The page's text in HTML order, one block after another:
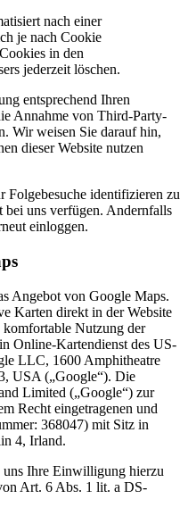
nach einer
je nach Cookie
in den
jederzeit löschen.
entsprechend Ihren
Annahme von Third-Party-
Wir weisen Sie darauf hin,
dieser Website nutzen
Folgebesuche identifizieren zu
bei uns verfügen. Andernfalls
einloggen.
Angebot von Google Maps.
Karten direkt in der Website
Nutzung der
Online-Kartendienst des US-
LLC, 1600 Amphitheatre
USA („Google“). Die
Limited („Google“) zur
Recht eingetragenen und
368047) mit Sitz in
4, Irland.
uns Ihre Einwilligung hierzu
Art. 6 Abs. 1 lit. a DS-